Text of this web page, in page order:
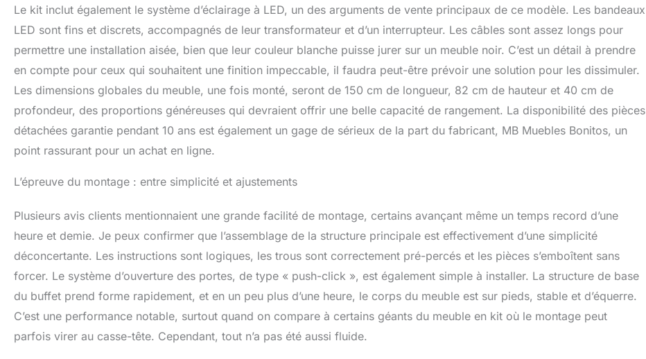
Le kit inclut également le système d’éclairage à LED, un des arguments de vente principaux de ce modèle. Les bandeaux
LED sont fins et discrets, accompagnés de leur transformateur et d’un interrupteur. Les câbles sont assez longs pour
permettre une installation aisée, bien que leur couleur blanche puisse jurer sur un meuble noir. C’est un détail à prendre
en compte pour ceux qui souhaitent une finition impeccable, il faudra peut-être prévoir une solution pour les dissimuler.
Les dimensions globales du meuble, une fois monté, seront de 150 cm de longueur, 82 cm de hauteur et 40 cm de
profondeur, des proportions généreuses qui devraient offrir une belle capacité de rangement. La disponibilité des pièces
détachées garantie pendant 10 ans est également un gage de sérieux de la part du fabricant, MB Muebles Bonitos, un
point rassurant pour un achat en ligne.
L’épreuve du montage : entre simplicité et ajustements
Plusieurs avis clients mentionnaient une grande facilité de montage, certains avançant même un temps record d’une
heure et demie. Je peux confirmer que l’assemblage de la structure principale est effectivement d’une simplicité
déconcertante. Les instructions sont logiques, les trous sont correctement pré-percés et les pièces s’emboîtent sans
forcer. Le système d’ouverture des portes, de type « push-click », est également simple à installer. La structure de base
du buffet prend forme rapidement, et en un peu plus d’une heure, le corps du meuble est sur pieds, stable et d’équerre.
C’est une performance notable, surtout quand on compare à certains géants du meuble en kit où le montage peut
parfois virer au casse-tête. Cependant, tout n’a pas été aussi fluide.